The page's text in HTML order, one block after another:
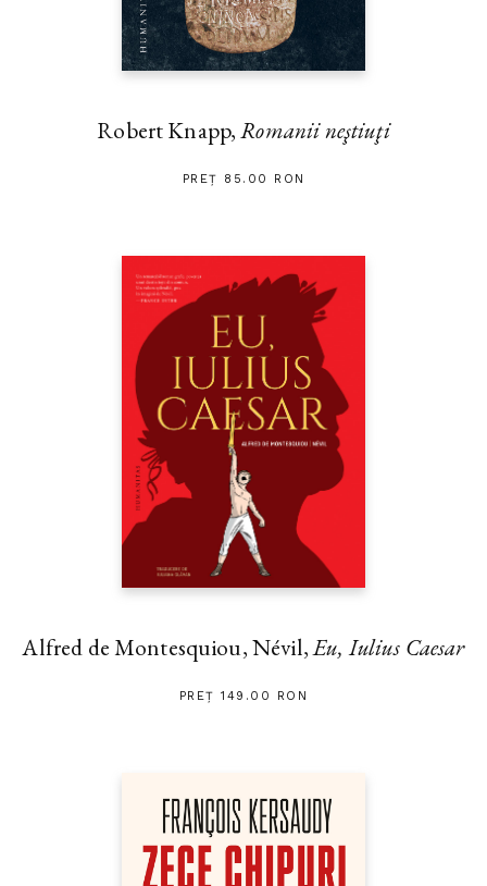
Robert Knapp,Romanii neştiuţi
PREȚ 85.00 RON
Alfred de Montesquiou, Névil,Eu, Iulius Caesar
PREȚ 149.00 RON